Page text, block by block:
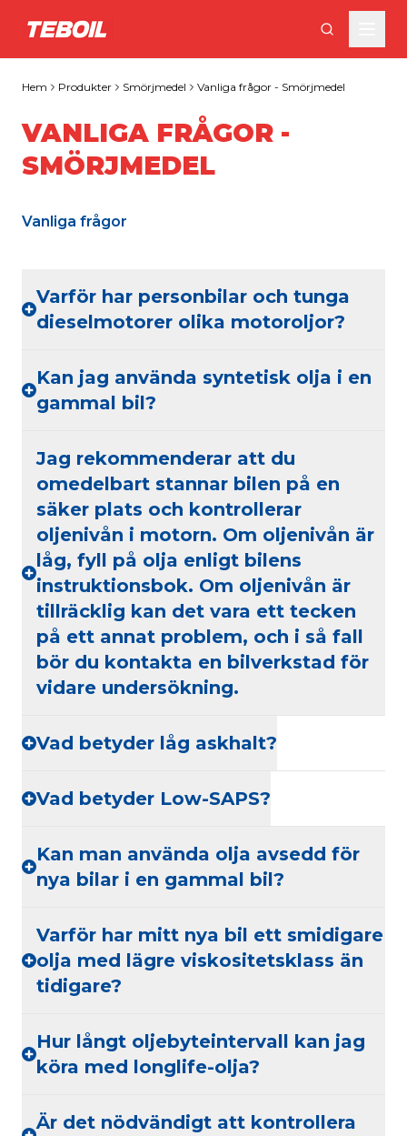
Gå till huvudinnehållet
Hem Produkter Smörjmedel Vanliga frågor - Smörjmedel
VANLIGA FRÅGOR -
SMÖRJMEDEL
Vanliga frågor
Varför har personbilar och tunga
dieselmotorer olika motoroljor?
Kan jag använda syntetisk olja i en
gammal bil?
Jag rekommenderar att du
omedelbart stannar bilen på en
säker plats och kontrollerar
oljenivån i motorn. Om oljenivån är
låg, fyll på olja enligt bilens
instruktionsbok. Om oljenivån är
tillräcklig kan det vara ett tecken
på ett annat problem, och i så fall
bör du kontakta en bilverkstad för
vidare undersökning.
Vad betyder låg askhalt?
Vad betyder Low-SAPS?
Kan man använda olja avsedd för
nya bilar i en gammal bil?
Varför har mitt nya bil ett smidigare
olja med lägre viskositetsklass än
tidigare?
Hur långt oljebyteintervall kan jag
köra med longlife-olja?
Är det nödvändigt att kontrollera